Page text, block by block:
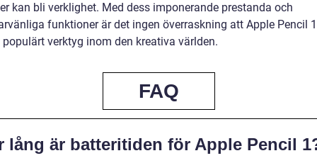
kan bli verklighet. Med dess imponerande prestanda och
funktioner är det ingen överraskning att Apple Pencil
verktyg inom den kreativa världen.
FAQ
lång är batteritiden för Apple Pencil